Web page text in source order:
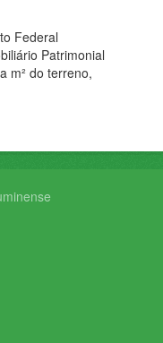
Federal
Patrimonial
m² do terreno,